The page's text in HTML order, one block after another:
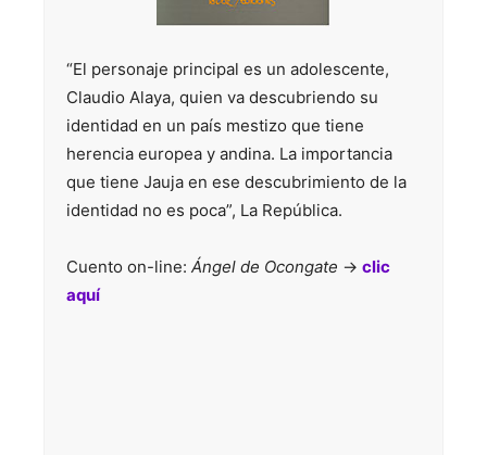
“El personaje principal es un adolescente,
Claudio Alaya, quien va descubriendo su
identidad en un país mestizo que tiene
herencia europea y andina. La importancia
que tiene Jauja en ese descubrimiento de la
identidad no es poca”, La República.
Cuento on-line: Ángel de Ocongate -> clic
aquí